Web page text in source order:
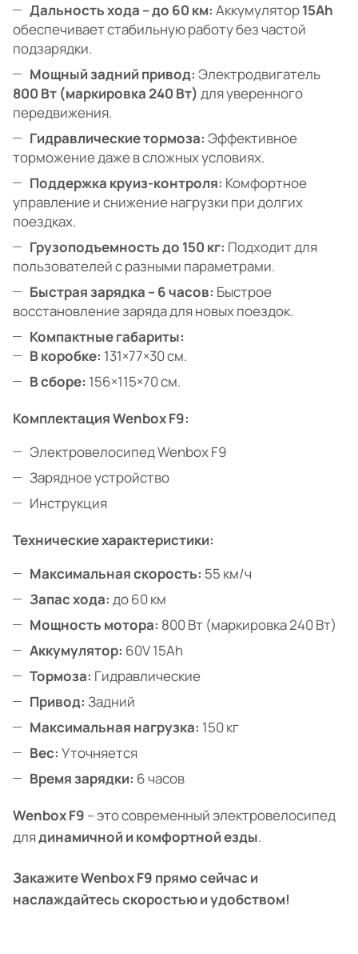
Дальность хода – до 60 км: Аккумулятор15Ah
обеспечивает стабильную работу без частой
подзарядки.
Мощный задний привод: Электродвигатель
800 Вт (маркировка 240 Вт) для уверенного
передвижения.
Гидравлические тормоза: Эффективное
торможение даже в сложных условиях.
Поддержка круиз-контроля: Комфортное
управление и снижение нагрузки при долгих
поездках.
Грузоподъемность до 150 кг: Подходит для
пользователей с разными параметрами.
Быстрая зарядка – 6 часов: Быстрое
восстановление заряда для новых поездок.
Компактные габариты:
В коробке: 131×77×30 см.
В сборе: 156×115×70 см.
Комплектация Wenbox F9:
Электровелосипед Wenbox F9
Зарядное устройство
Инструкция
Технические характеристики:
Максимальная скорость: 55 км/ч
Запас хода: до 60 км
Мощность мотора: 800 Вт (маркировка 240 Вт)
Аккумулятор: 60V 15Ah
Тормоза: Гидравлические
Привод: Задний
Максимальная нагрузка: 150 кг
Вес: Уточняется
Время зарядки: 6 часов
Wenbox F9 – это современный электровелосипед
длядинамичной и комфортной езды.
Закажите Wenbox F9 прямо сейчас и
наслаждайтесь скоростью и удобством!